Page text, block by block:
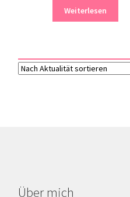
Weiterlesen
Über mich